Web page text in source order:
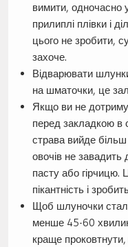
вимити,
прилиплі плівки і
цього не зробити,
захоче.
Відварювати
на шматочки, це
Якщо ви не
перед закладкою в
страва вийде
овочів не
пасту або гірчицю.
пікантність і
Щоб шлуночки
менше 45-60
краще проковтнути,